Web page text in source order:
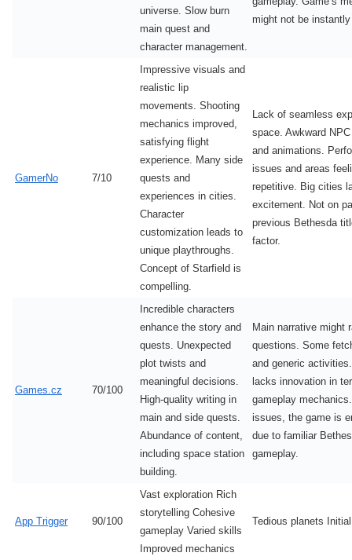
universe. Slow burn
main quest and
character management.
might not be
GamerNo 7/10
Impressive visuals and
realistic lip
movements. Shooting
mechanics improved,
satisfying flight
experience. Many side
quests and
experiences in cities.
Character
customization leads to
unique playthroughs.
Concept of Starfield is
compelling.
Lack of seamless
space. Awkward
and animations.
issues and areas
repetitive. Big cities
excitement. Not on
previous Bethesda
factor.
Games.cz 70/100
Incredible characters
enhance the story and
quests. Unexpected
plot twists and
meaningful decisions.
High-quality writing in
main and side quests.
Abundance of content,
including space station
building.
Main narrative might
questions. Some
and generic
lacks innovation in
gameplay
issues, the game is
due to familiar
gameplay.
App Trigger 90/100
Vast exploration Rich
storytelling Cohesive
gameplay Varied skills
Improved mechanics
Tedious planets